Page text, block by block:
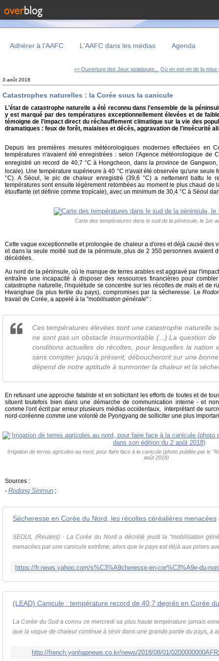
Adhérer à l'AAFC L'AAFC dans les médias Agenda
<< Ouverture des Jeux asiatiques... Où en est-on de la mise
3 août 2018
Catastrophes naturelles : la Corée sous la canicule
L'état de catastrophe naturelle a été reconnu dans l'ensemble de la
y est marqué par des températures exceptionnellement élevées et de
témoigne de l'impact direct du réchauffement climatique sur la vie des
dramatiques : feux de forêt, malaises et décès, aggravation de l'insécurité
Depuis les premières mesures météorologiques modernes effectuées en
températures n'avaient été enregistrées : selon l'Agence météorologique de
enregistré un record de 40,7 °C à Hongcheon, dans la province de
locale). Une température supérieure à 40 °C n'avait été observée qu'une seule
°C). A Séoul, le pic de chaleur enregistré (39,6 °C) a nettement battu le
températures sont ensuite légèrement retombées au moment le plus chaud de
étouffante (et définie comme tropicale), avec un minimum de 30,4 °C à Séoul
Carte des températures dans le sud de la péninsule, le 1er
Cette vague exceptionnelle et prolongée de chaleur a d'ores et déjà causé des
et dans la seule moitié sud de la péninsule, plus de 2 350 personnes avaient
décédées.
Au nord de la péninsule, où le manque de terres arables est aggravé par
entraîne une incapacité à disposer des ressources financières pour
catastrophe naturelle, l'inquiétude se concentre sur les récoltes de maïs et de
Hwanghae (la plus fertile du pays), compromises par la sécheresse. Le
travail de Corée, a appelé à la "mobilisation générale" :
Ces températures élevées sont une catastrophe naturelle
ne sont pas un obstacle insurmontable (...) La question de
conditions actuelles de récoltes, pour lesquelles la nation
sans compter jusqu'à présent, déboucheront sur une
dépend de notre aptitude à surmonter la chaleur et la
En refusant une approche fataliste et en sollicitant les efforts de toutes et de
situent toutefois bien dans une démarche de communication interne - et
comme l'ont écrit par erreur plusieurs médias occidentaux, interprétant de
nord-coréenne comme une volonté de Pyongyang de solliciter une plus
Irrigation de terres agricoles au nord, pour faire face à la canicule (photo publiée par le
août 2018)
Sources :
- Rodong Sinmun ;
Sécheresse en Corée du Nord, les récoltes céréalières menacées
SEOUL (Reuters) - La Corée du Nord a décrété jeudi la "mobilisation
menacées par une canicule extrême, alors que le pays est déjà aux prises
(LEAD) Canicule : température record de 40,7 degrés en Corée
La Corée du Sud a connu ce mercredi sa plus haute température jamais
que la vague de chaleur continue à sévir dans une grande partie du pays, a
http://french.yonhapnews.co.kr/news/2018/08/01/